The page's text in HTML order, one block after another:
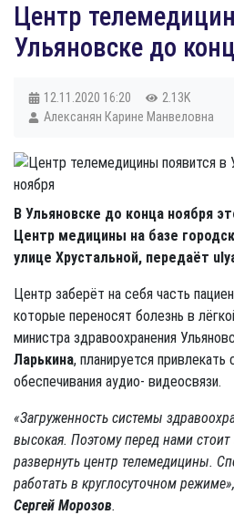
Центр
Ульяновске до
12.11.2020 16:20
2.13K
Алексанян Карине Манвеловна
В Ульяновске до конца ноября
Центр медицины на базе
улице Хрустальной, передаёт
Центр заберёт на себя часть
которые переносят болезнь в
министра здравоохранения
Ларькина, планируется
обеспечивания аудио- видеосвязи.
«Загруженность системы
высокая. Поэтому перед нами стоит
развернуть центр телемедицины.
работать в круглосуточном
Сергей Морозов.